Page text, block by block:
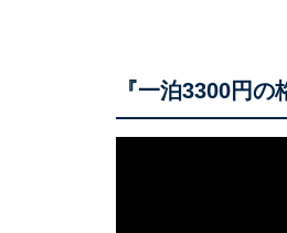
『一泊3300円